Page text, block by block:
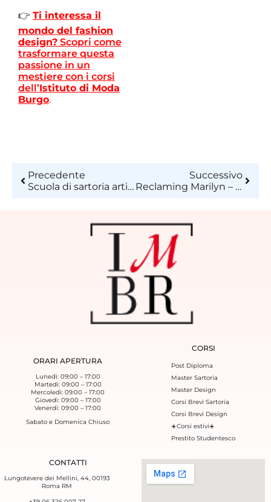
👉 Ti interessa il
mondo del fashion
design? Scopri come
trasformare questa
passione in un
mestiere con i corsi
dell’Istituto di Moda
Burgo.
Precedente
Scuola di sartoria artigianale: dalla misura al capo finito
Successivo
Reclaming Marilyn – Collezione di Chiara Angela Graziano
ORARI APERTURA
Lunedì: 09:00 – 17:00
Martedì: 09:00 – 17:00
Mercoledì: 09:00 – 17:00
Giovedì: 09:00 – 17:00
Venerdì: 09:00 – 17:00
Sabato e Domenica Chiuso
CORSI
Post Diploma
Master Sartoria
Master Design
Corsi Brevi Sartoria
Corsi Brevi Design
☀️Corsi estivi☀️
Prestito Studentesco
CONTATTI
Lungotevere dei Mellini, 44, 00193
Roma RM